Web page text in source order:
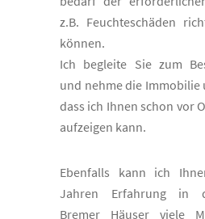
z.B. Feuchteschäden
können.
Ich begleite Sie zum
und nehme die Immobilie
dass ich Ihnen schon vor
aufzeigen kann.
Ebenfalls kann ich
Jahren Erfahrung in
Bremer Häuser viele